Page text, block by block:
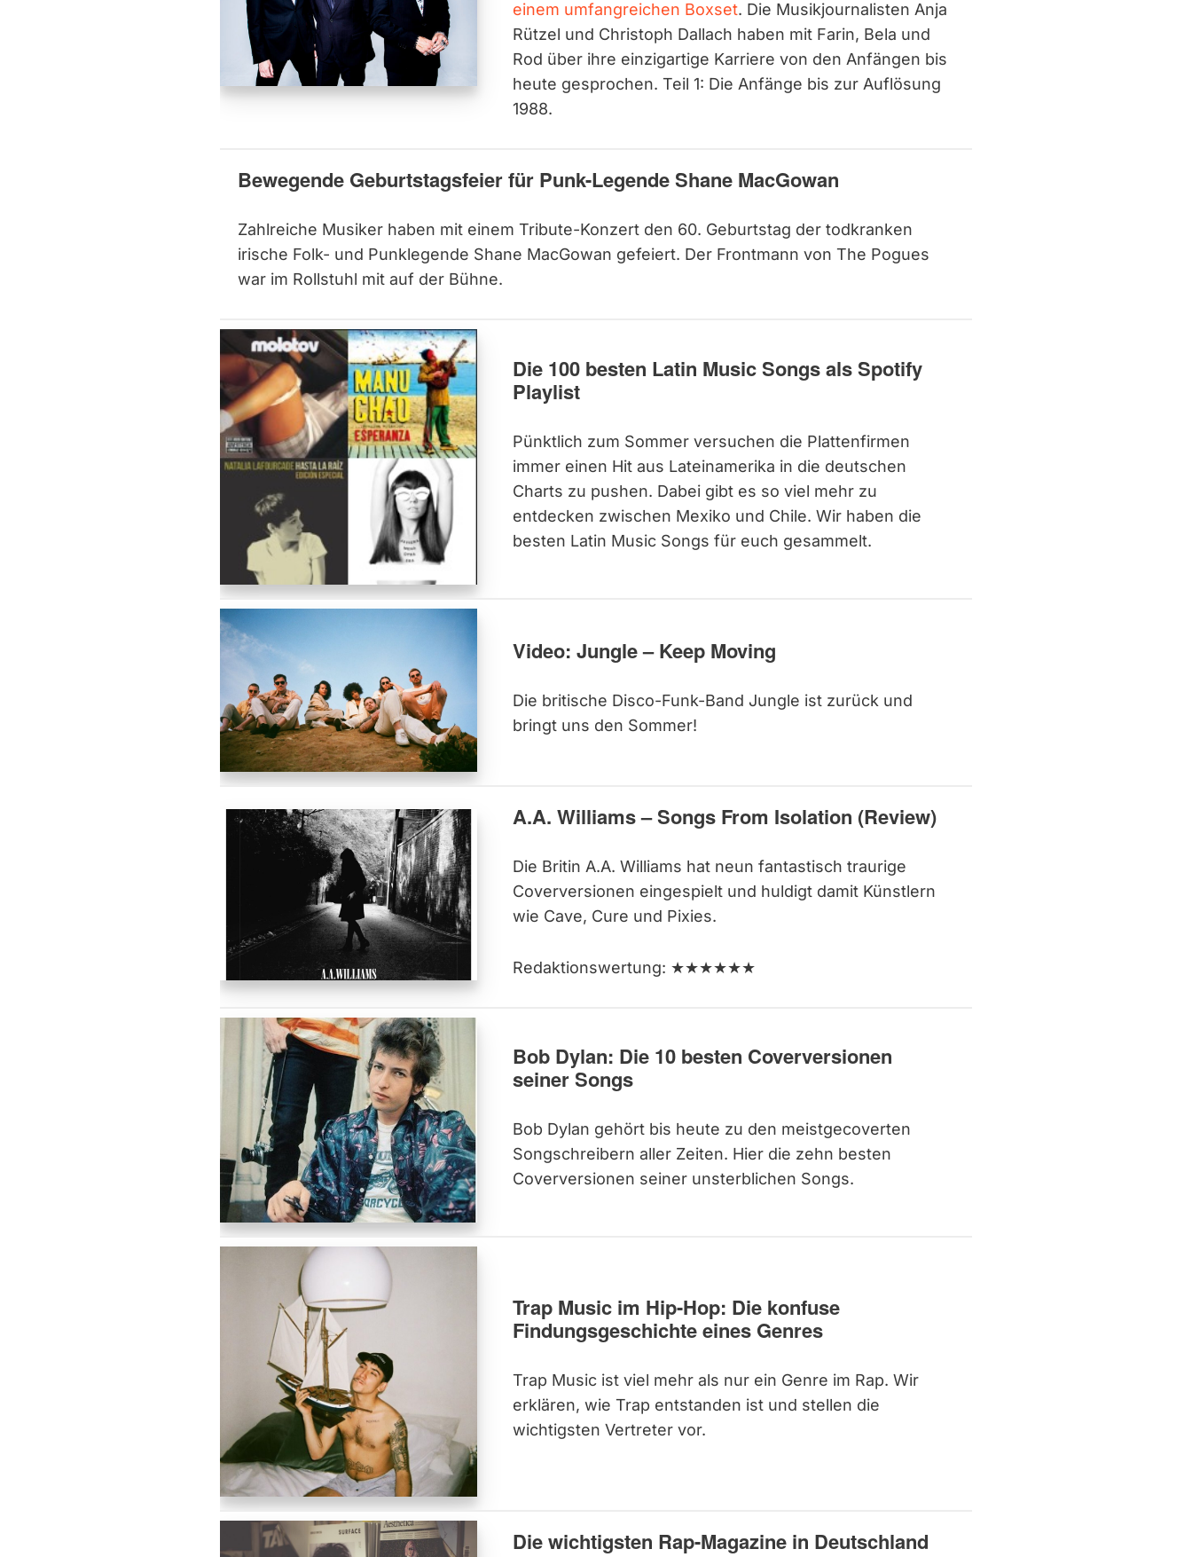
einem umfangreichen Boxset. Die Musikjournalisten Anja
Rützel und Christoph Dallach haben mit Farin, Bela und
Rod über ihre einzigartige Karriere von den Anfängen bis
heute gesprochen. Teil 1: Die Anfänge bis zur Auflösung
1988.
Bewegende Geburtstagsfeier für Punk-Legende Shane MacGowan
Zahlreiche Musiker haben mit einem Tribute-Konzert den 60. Geburtstag der todkranken
irische Folk- und Punklegende Shane MacGowan gefeiert. Der Frontmann von The Pogues
war im Rollstuhl mit auf der Bühne.
Die 100 besten Latin Music Songs als Spotify
Playlist
Pünktlich zum Sommer versuchen die Plattenfirmen
immer einen Hit aus Lateinamerika in die deutschen
Charts zu pushen. Dabei gibt es so viel mehr zu
entdecken zwischen Mexiko und Chile. Wir haben die
besten Latin Music Songs für euch gesammelt.
Video: Jungle – Keep Moving
Die britische Disco-Funk-Band Jungle ist zurück und
bringt uns den Sommer!
A.A. Williams – Songs From Isolation (Review)
Die Britin A.A. Williams hat neun fantastisch traurige
Coverversionen eingespielt und huldigt damit Künstlern
wie Cave, Cure und Pixies.
Redaktionswertung: ★★★★★★
Bob Dylan: Die 10 besten Coverversionen
seiner Songs
Bob Dylan gehört bis heute zu den meistgecoverten
Songschreibern aller Zeiten. Hier die zehn besten
Coverversionen seiner unsterblichen Songs.
Trap Music im Hip-Hop: Die konfuse
Findungsgeschichte eines Genres
Trap Music ist viel mehr als nur ein Genre im Rap. Wir
erklären, wie Trap entstanden ist und stellen die
wichtigsten Vertreter vor.
Die wichtigsten Rap-Magazine in Deutschland